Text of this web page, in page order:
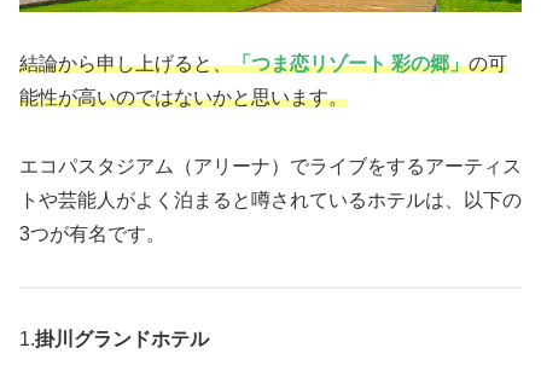
結論から申し上げると、「つま恋リゾート 彩の郷」の可
能性が高いのではないかと思います。
エコパスタジアム（アリーナ）でライブをするアーティス
トや芸能人がよく泊まると噂されているホテルは、以下の
3つが有名です。
1.掛川グランドホテル